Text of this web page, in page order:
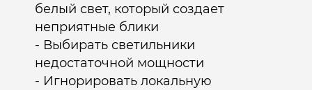
белый свет, который создает
неприятные блики
- Выбирать светильники
недостаточной мощности
- Игнорировать локальную